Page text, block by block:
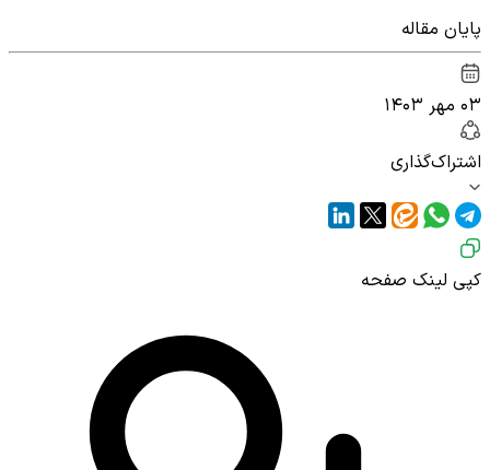
پایان مقاله
۰۳ مهر ۱۴۰۳
اشتراک‌گذاری
کپی لینک صفحه